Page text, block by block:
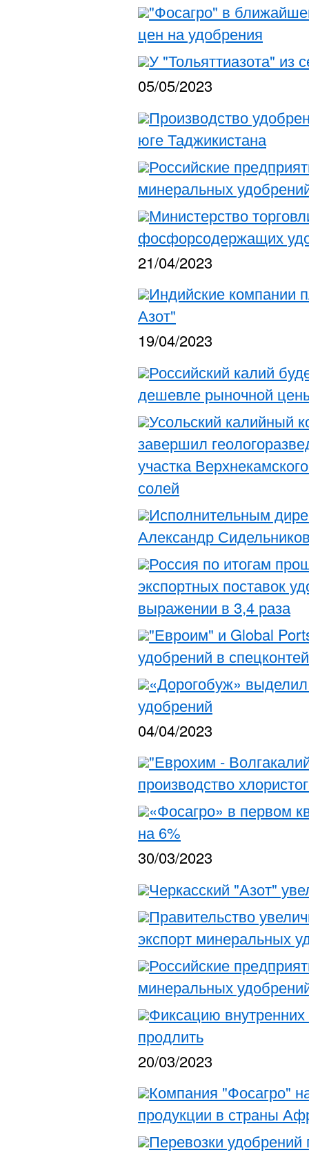
"Фосагро" в
цен на удобрения
У "Тольяттиазота" из
05/05/2023
Производство
юге Таджикистана
Российские
минеральных
Министерство
фосфорсодержащих
21/04/2023
Индийские компании
Азот"
19/04/2023
Российский калий
дешевле рыночной
Усольский калийный
завершил
участка
солей
Исполнительным
Александр
Россия по итогам
экспортных поставок
выражении в 3,4 раза
"Евроим" и Global
удобрений в
«Дорогобуж»
удобрений
04/04/2023
"Еврохим -
производство
«Фосагро» в первом
на 6%
30/03/2023
Черкасский "Азот"
Правительство
экспорт минеральных
Российские
минеральных
Фиксацию
продлить
20/03/2023
Компания "Фосагро"
продукции в страны
Перевозки